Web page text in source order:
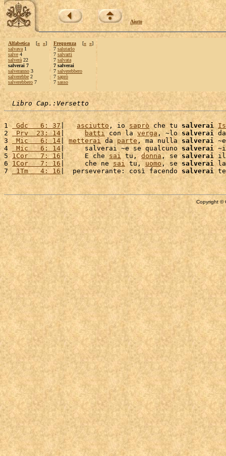
Aiuto
Alfabetica [« »]
salvava 1
salve 4
salverà 22
salverai 7
salveranno 3
salverebbe 2
salverebbero 7
Frequenza [« »]
7 salutarlo
7 salvarti
7 salvata
7 salverai
7 salverebbero
7 saprò
7 sasso
Libro Cap.:Versetto
1 Gdc   6: 37| asciutto , io saprò che tu salverai
2
Prv  23: 14 | batti con la verga , ~lo salverai
3 Mic   6: 14 | metterai da parte , ma nulla salverai
4
Mic   6: 14|     salverai ~e se qualcuno salverai
5 1Cor   7: 16 |     E che sai tu, donna, se salverai
6 1Cor   7: 16 |     che ne sai tu, uomo, se salverai
7
1Tm   4: 16 |  perseverante: così facendo salverai
Copyright ©